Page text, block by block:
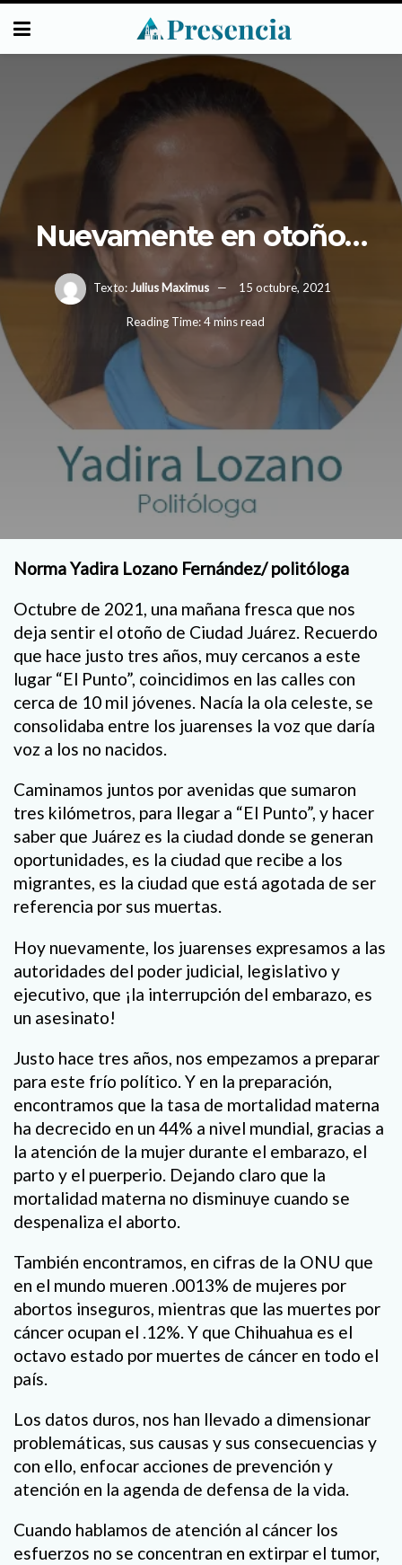
Nuevamente en otoño…
Texto: Julius Maximus 15 octubre, 2021
Reading Time: 4 mins read
Norma Yadira Lozano Fernández/ politóloga
Octubre de 2021, una mañana fresca que nos
deja sentir el otoño de Ciudad Juárez. Recuerdo
que hace justo tres años, muy cercanos a este
lugar “El Punto”, coincidimos en las calles con
cerca de 10 mil jóvenes. Nacía la ola celeste, se
consolidaba entre los juarenses la voz que daría
voz a los no nacidos.
Caminamos juntos por avenidas que sumaron
tres kilómetros, para llegar a “El Punto”, y hacer
saber que Juárez es la ciudad donde se generan
oportunidades, es la ciudad que recibe a los
migrantes, es la ciudad que está agotada de ser
referencia por sus muertas.
Hoy nuevamente, los juarenses expresamos a las
autoridades del poder judicial, legislativo y
ejecutivo, que ¡la interrupción del embarazo, es
un asesinato!
Justo hace tres años, nos empezamos a preparar
para este frío político. Y en la preparación,
encontramos que la tasa de mortalidad materna
ha decrecido en un 44% a nivel mundial, gracias a
la atención de la mujer durante el embarazo, el
parto y el puerperio. Dejando claro que la
mortalidad materna no disminuye cuando se
despenaliza el aborto.
También encontramos, en cifras de la ONU que
en el mundo mueren .0013% de mujeres por
abortos inseguros, mientras que las muertes por
cáncer ocupan el .12%. Y que Chihuahua es el
octavo estado por muertes de cáncer en todo el
país.
Los datos duros, nos han llevado a dimensionar
problemáticas, sus causas y sus consecuencias y
con ello, enfocar acciones de prevención y
atención en la agenda de defensa de la vida.
Cuando hablamos de atención al cáncer los
esfuerzos no se concentran en extirpar el tumor,